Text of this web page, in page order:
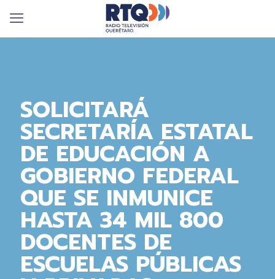
SOLICITARÁ
SECRETARÍA ESTATAL
DE EDUCACIÓN A
GOBIERNO FEDERAL
QUE SE INMUNICE
HASTA 34 MIL 800
DOCENTES DE
ESCUELAS PÚBLICAS